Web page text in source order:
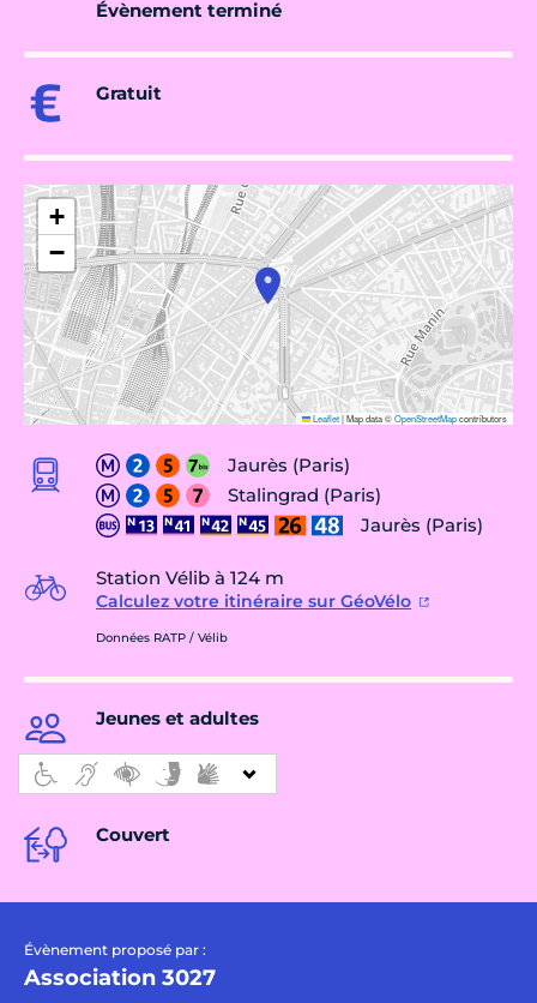
Évènement terminé
Gratuit
+
−
Leaflet|Map data ©OpenStreetMapcontributors
Jaurès (Paris)
Stalingrad (Paris)
Jaurès (Paris)
Station Vélib à 124 m
Calculez votre itinéraire sur GéoVélo
Données RATP / Vélib
Jeunes et adultes
Couvert
Évènement proposé par :
Association 3027